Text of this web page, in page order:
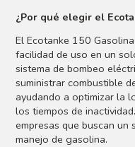
¿Por qué elegir el
El Ecotanke 150
facilidad de uso en un
sistema de bombeo
suministrar combustible
ayudando a optimizar la
los tiempos de
empresas que buscan
manejo de gasolina.